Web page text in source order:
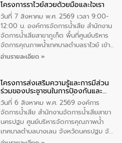
ทองคำและประกาศเกียรติคุณให้แก่ กำนัน
ผู้ใหญ่บ้านยอดเยี่ยม พร้อมกล่าวชื่นชม ให้
โอวาท และมอบนโยบาย
โครงการราไวย์สวยด้วยมือและใจเรา
วันที่ 7 สิงหาคม พ.ศ. 2569 เวลา 9:00-
12:00 น. องค์การจัดการน้ำเสีย สำนักงาน
จัดการน้ำเสียสาขาภูเก็ต พื้นที่ศูนย์บริหาร
จัดการคุณภาพน้ำเทศบาลตำบลราไวย์ เข้า
ร่วมโครงการราไวย์สวยด้วยมือและใจเรา
ประชาชน ตัวแทนจากโรงแรมต่างๆ ในเขต
เทศบาลตำบลราไวย์ ศูนย์บริหารจัดการ
คุณภาพน้ำเทศบาลตำบลราไวย์ นำโดยนาย
น้อย แก้วเศษ ผู้จัดการสำนักงานจัดการน้ำ
เสียสาขาภูเก็ต พร้อมด้วยเจ้าหน้าที่ จำนวน
5 คน ร่วมทำกิจกรรม ทำความสะอาด
ชายหาดและแหล่งท่องเที่ยว ณ บริเวณ
อ่านรายละเอียด »
โครงการส่งเสริมความรู้และการมีส่วน
ร่วมของประชาชนในการป้องกันและ
แก้ไขปัญหาน้ำเสียอย่างยั่งยืน
วันที่ 6 สิงหาคม พ.ศ. 2569 องค์การ
จัดการน้ำเสีย สำนักงานจัดการน้ำเสียสาขา
นครปฐม ศูนย์บริหารจัดการคุณภาพน้ำ
เทศบาลตำบลบางเลน จังหวัดนครปฐม จัด
กิจกรรมภายใต้โครงการส่งเสริมความรู้และ